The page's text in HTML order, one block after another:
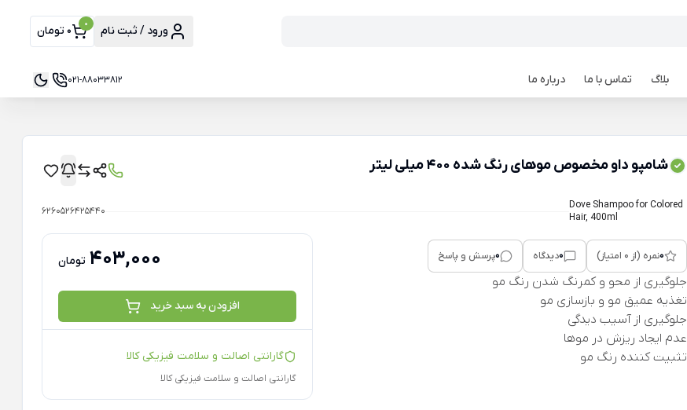
ورود / ثبت نام 0 0 تومان
بلاگ تماس با ما درباره ما 021-88033812
شامپو داو مخصوص موهای رنگ شده 400 میلی لیتر
Dove Shampoo for Colored
Hair, 400ml
6260526425440
0نمره (از 0 امتیاز) 0دیدگاه 0پرسش و پاسخ
جلوگیری از محو و کمرنگ شدن رنگ مو
تغذیه عمیق مو و بازسازی مو
جلوگیری از آسیب دیدگی
عدم ایجاد ریزش در موها
تثبیت کننده رنگ مو
403,000 تومان
افزودن به سبد خرید
گارانتی اصالت و سلامت فیزیکی کالا
گارانتی اصالت و سلامت فیزیکی کالا